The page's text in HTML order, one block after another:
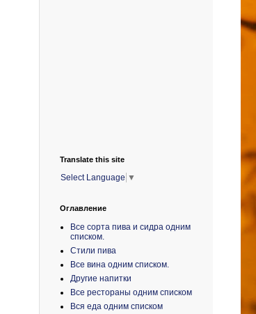
Translate this site
Select Language ▼
Оглавление
Все сорта пива и сидра одним
списком.
Стили пива
Все вина одним списком.
Другие напитки
Все рестораны одним списком
Вся еда одним списком